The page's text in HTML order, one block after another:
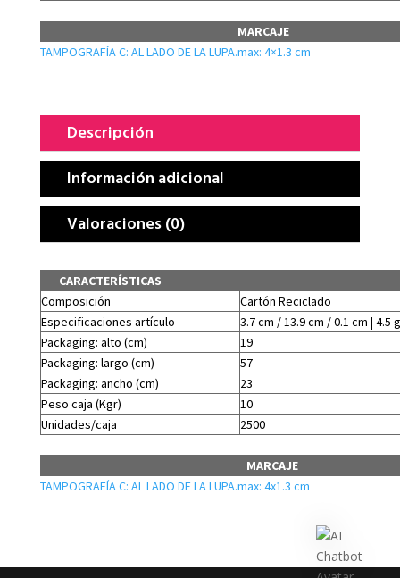
MARCAJE
TAMPOGRAFÍA C: AL LADO DE LA LUPA.max: 4×1.3 cm
Descripción
Información adicional
Valoraciones (0)
CARACTERÍSTICAS
Composición
Cartón Reciclado
Especificaciones artículo
3.7 cm / 13.9 cm / 0.1 cm | 4.5
Packaging: alto (cm)
19
Packaging: largo (cm)
57
Packaging: ancho (cm)
23
Peso caja (Kgr)
10
Unidades/caja
2500
MARCAJE
TAMPOGRAFÍA C: AL LADO DE LA LUPA.max: 4x1.3 cm